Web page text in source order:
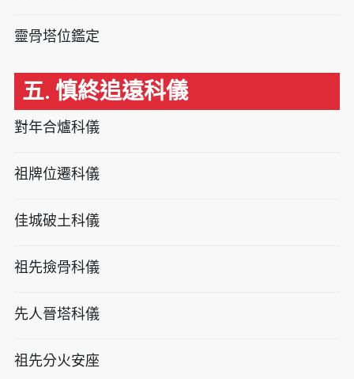
靈骨塔位鑑定
五. 慎終追遠科儀
對年合爐科儀
祖牌位遷科儀
佳城破土科儀
祖先撿骨科儀
先人晉塔科儀
祖先分火安座